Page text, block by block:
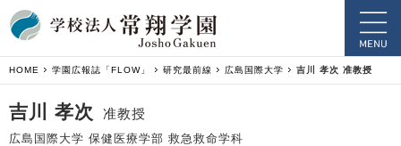
HOME 学園広報誌「FLOW」 研究最前線 広島国際大学 吉川 孝次 准教授
吉川 孝次 准教授
広島国際大学 保健医療学部 救急救命学科